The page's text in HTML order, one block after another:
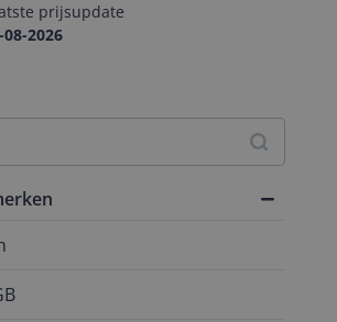
prijsupdate
08-2026